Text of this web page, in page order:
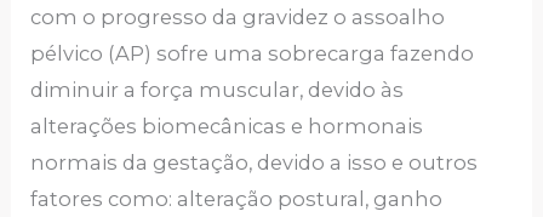
com o progresso da gravidez o assoalho
pélvico (AP) sofre uma sobrecarga fazendo
diminuir a força muscular, devido às
alterações biomecânicas e hormonais
normais da gestação, devido a isso e outros
fatores como: alteração postural, ganho